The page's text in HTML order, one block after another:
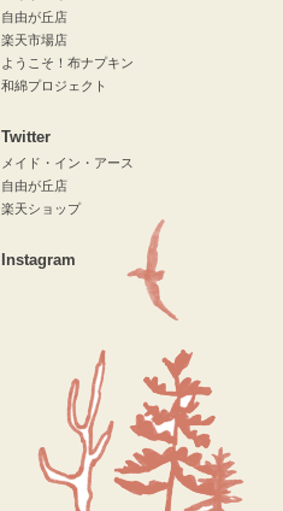
自由が丘店
楽天市場店
ようこそ！布ナプキン
和綿プロジェクト
Twitter
メイド・イン・アース
自由が丘店
楽天ショップ
Instagram